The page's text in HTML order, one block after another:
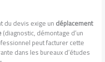
du devis exige undéplacement
(diagnostic, démontage d’un
peut facturer cette
dans les bureaux d’études